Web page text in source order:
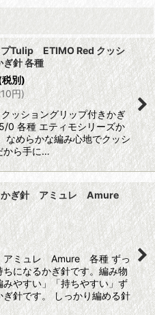
Tulip ETIMO Red クッシ
ぎ針 各種
別)
円)
ッショングリップ付きかぎ
0 各種 エティモシリーズか
なめらかな編み心地でクッシ
から手に…
かぎ針 アミュレ Amure
ミュレ Amure 各種 ずっ
になるかぎ針です。編み物
やすい」「持ちやすい」ず
ぎ針です。 しっかり編める針